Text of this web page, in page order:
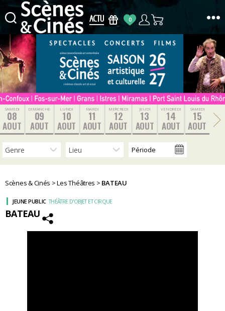
Scènes
Cinés
0
SAMEDI
08
AOUT
DIMANCHE
09
AOUT
LUNDI
10
AOUT
MARDI
11
AOUT
MERCREDI
12
AOUT
JEUDI
13
AOUT
VENDREDI
14
AOUT
SAMEDI
15
AOUT
Scènes & Cinés >Les Théâtres > BATEAU
BATEAU
JEUNE PUBLIC THÉÂTRE D'OBJET ET CIRQUE